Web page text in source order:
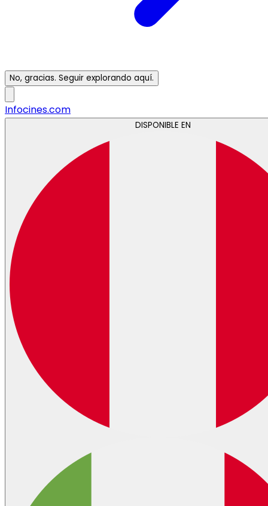
No, gracias. Seguir explorando aquí.
Infocines.com
DISPONIBLE EN